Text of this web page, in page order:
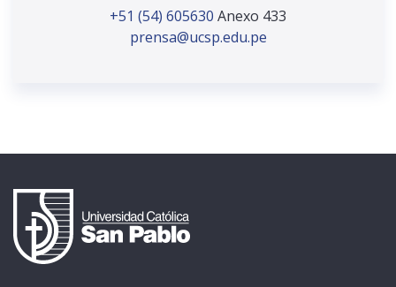
+51 (54) 605630 Anexo 433
prensa@ucsp.edu.pe